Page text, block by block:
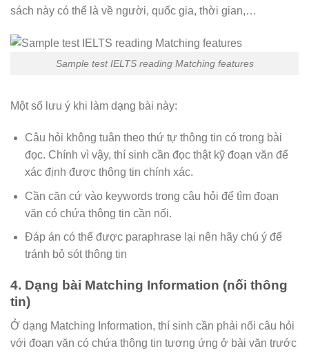
sách này có thể là về người, quốc gia, thời gian,…
Sample test IELTS reading Matching features
Một số lưu ý khi làm dạng bài này:
Câu hỏi không tuân theo thứ tự thông tin có trong bài
đọc. Chính vì vậy, thí sinh cần đọc thật kỹ đoạn văn để
xác định được thông tin chính xác.
Cần căn cứ vào keywords trong câu hỏi để tìm đoạn
văn có chứa thông tin cần nối.
Đáp án có thể được paraphrase lại nên hãy chú ý để
tránh bỏ sót thông tin
4. Dạng bài Matching Information (nối thông
tin)
Ở dạng Matching Information, thí sinh cần phải nối câu hỏi
với đoạn văn có chứa thông tin tương ứng ở bài văn trước